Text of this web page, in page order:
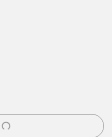
eller tilmelde dig som medlem